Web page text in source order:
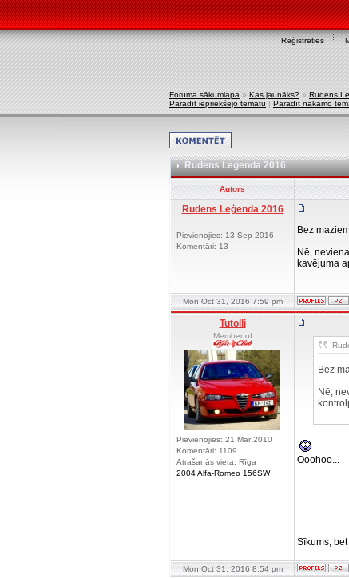
Reģistrēties
Foruma sākumlapa » Kas jaunāks? » Rudens
Parādīt iepriekšējo tematu | Parādīt nākamo
Rudens Leģenda 2016
Autors
Rudens Leģenda 2016
Pievienojies: 13 Sep 2016
Komentāri: 13
Bez
Nē,
kavējuma
Mon Oct 31, 2016 7:59 pm
Tutolli
Member of
Pievienojies: 21 Mar 2010
Komentāri: 1109
Atrašanās vieta: Rīga
2004 Alfa-Romeo 156SW
Bez
Nē,
Ooohoo...
Sīkums,
Mon Oct 31, 2016 8:54 pm